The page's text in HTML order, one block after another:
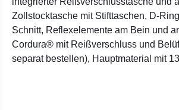
Zollstocktasche mit Stifttaschen, D-
Schnitt, Reflexelemente am Bein und
Cordura® mit Reißverschluss und
separat bestellen), Hauptmaterial mit